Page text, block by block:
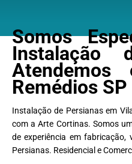
Somos
Instalação
Remédios SP
Instalação de Persianas em
com a Arte Cortinas. Somos
de experiência em
Persianas. Residencial e